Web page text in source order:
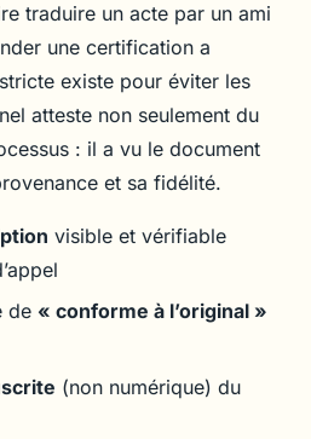
traduire un acte par un ami
une certification a
existe pour éviter les
atteste non seulement du
: il a vu le document
et sa fidélité.
visible et vérifiable
de « conforme à l’original »
(non numérique) du